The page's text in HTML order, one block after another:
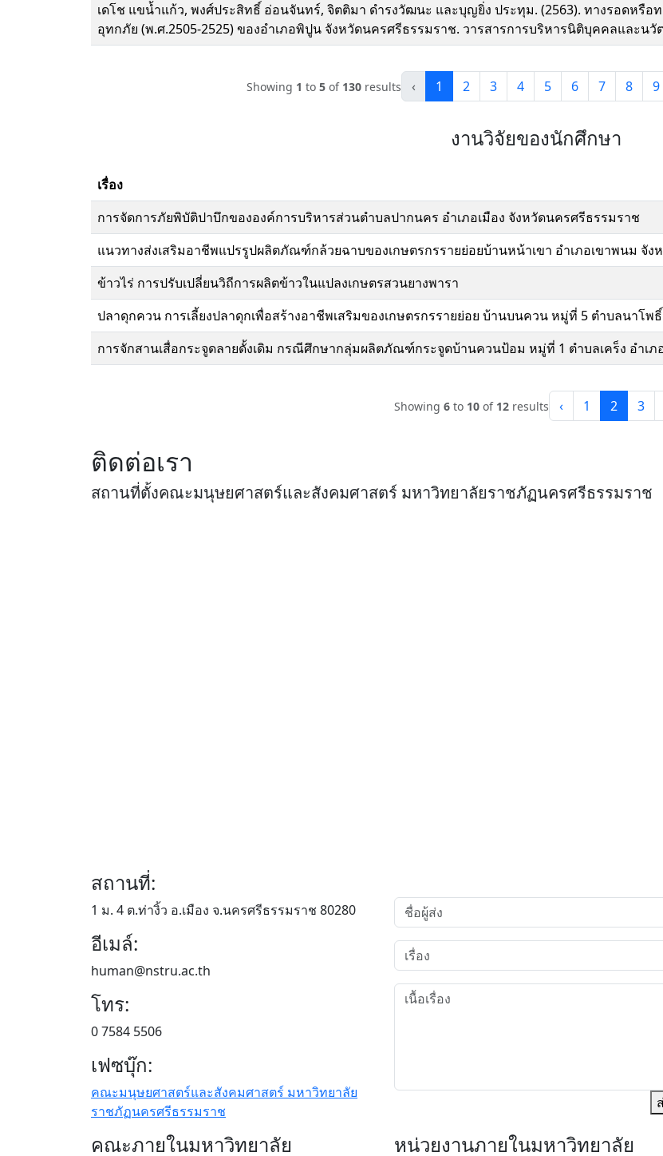
เดโช แขน้ำแก้ว, พงศ์ประสิทธิ์ อ่อนจันทร์, จิตติมา ดำรงวัฒนะ และบุญยิ่ง ประทุม. (2563). ทางรอดหรื
อุทกภัย (พ.ศ.2505-2525) ของอำเภอพิปูน จังหวัดนครศรีธรรมราช. วารสารการบริหารนิติบุคคลและนวั
Showing 1 to 5of 130results ‹ 1 2 3 4 5 6 7 8 9
งานวิจัยของนักศึกษา
เรื่อง
การจัดการภัยพิบัติปาบึกขององค์การบริหารส่วนตําบลปากนคร อําเภอเมือง จังหวัดนครศรีธรรมราช
แนวทางส่งเสริมอาชีพแปรรูปผลิตภัณฑ์กล้วยฉาบของเกษตรกรรายย่อยบ้านหน้าเขา อําเภอเขาพนม จัง
ข้าวไร่ การปรับเปลี่ยนวิถีการผลิตข้าวในแปลงเกษตรสวนยางพารา
ปลาดุกควน การเลี้ยงปลาดุกเพื่อสร้างอาชีพเสริมของเกษตรกรรายย่อย บ้านบนควน หมู่ที่ 5 ตำบลนาโพ
การจักสานเสื่อกระจูดลายดั้งเดิม กรณีศึกษากลุ่มผลิตภัณฑ์กระจูดบ้านควนป้อม หมู่ที่ 1 ตําบลเคร็ง อําเ
Showing 6to 10of 12results ‹ 1 2 3
ติดต่อเรา
สถานที่ตั้งคณะมนุษยศาสตร์และสังคมศาสตร์ มหาวิทยาลัยราชภัฏนครศรีธรรมราช
สถานที่:
1 ม. 4 ต.ท่างิ้ว อ.เมือง จ.นครศรีธรรมราช 80280
อีเมล์:
human@nstru.ac.th
โทร:
0 7584 5506
เฟซบุ๊ก:
คณะมนุษยศาสตร์และสังคมศาสตร์ มหาวิทยาลัย
ราชภัฏนครศรีธรรมราช
คณะภายในมหาวิทยาลัย หน่วยงานภายในมหาวิทยาลัย